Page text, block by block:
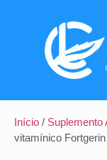
Início / Suplemento
vitamínico